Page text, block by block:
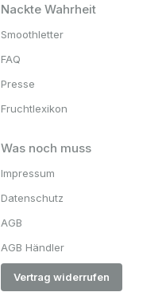
Nackte Wahrheit
Smoothletter
FAQ
Presse
Fruchtlexikon
Was noch muss
Impressum
Datenschutz
AGB
AGB Händler
Vertrag widerrufen